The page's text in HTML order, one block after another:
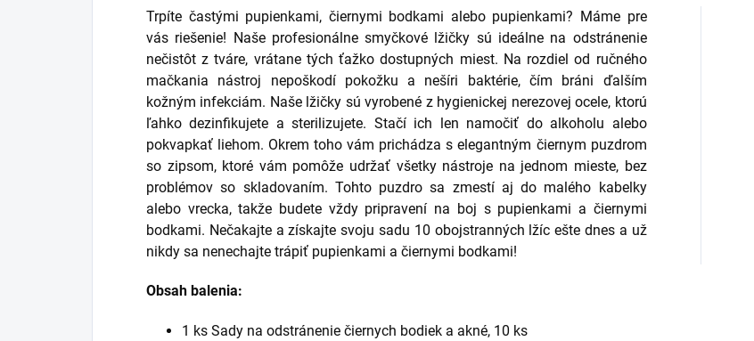
Trpíte častými pupienkami, čiernymi bodkami alebo pupienkami? Máme pre
vás riešenie! Naše profesionálne smyčkové lžičky sú ideálne na odstránenie
nečistôt z tváre, vrátane tých ťažko dostupných miest. Na rozdiel od ručného
mačkania nástroj nepoškodí pokožku a nešíri baktérie, čím bráni ďalším
kožným infekciám. Naše lžičky sú vyrobené z hygienickej nerezovej ocele, ktorú
ľahko dezinfikujete a sterilizujete. Stačí ich len namočiť do alkoholu alebo
pokvapkať liehom. Okrem toho vám prichádza s elegantným čiernym puzdrom
so zipsom, ktoré vám pomôže udržať všetky nástroje na jednom mieste, bez
problémov so skladovaním. Tohto puzdro sa zmestí aj do malého kabelky
alebo vrecka, takže budete vždy pripravení na boj s pupienkami a čiernymi
bodkami. Nečakajte a získajte svoju sadu 10 obojstranných lžíc ešte dnes a už
nikdy sa nenechajte trápiť pupienkami a čiernymi bodkami!
Obsah balenia:
1 ks Sady na odstránenie čiernych bodiek a akné, 10 ks